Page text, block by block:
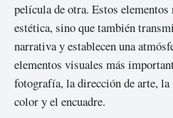
película de otra. Estos
estética, sino que también
narrativa y establecen una
elementos visuales más
fotografía, la dirección de arte,
color y el encuadre.